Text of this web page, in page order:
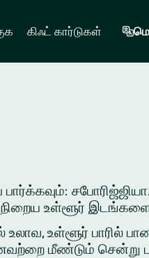
கிஃட் கார்டுகள்
நிறைய உள்ளூர்
உள்ளூர் பாரில்
மீண்டும் சென்று